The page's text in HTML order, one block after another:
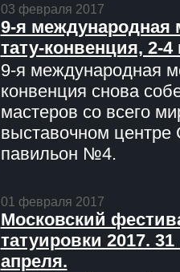
03 февраля 2017
9-я международная
тату-конвенция, 2-
9-я международная
конвенция снова
мастеров со всего
выставочном центре
павильон №4.
01 февраля 2017
Московский
татуировки 2017. 31
апреля.